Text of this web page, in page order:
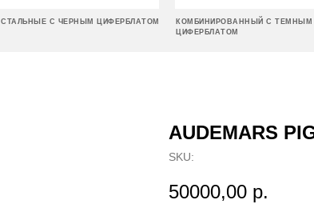
СТАЛЬНЫЕ С ЧЕРНЫМ ЦИФЕРБЛАТОМ
КОМБИНИРОВАННЫЙ С ТЕМНЫМ
ЦИФЕРБЛАТОМ
AUDEMARS
SKU:
50000,00 р.